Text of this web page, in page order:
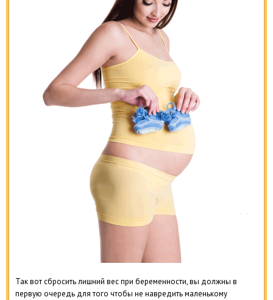
Так вот сбросить лишний вес при беременности, вы должны в
первую очередь для того чтобы не навредить маленькому